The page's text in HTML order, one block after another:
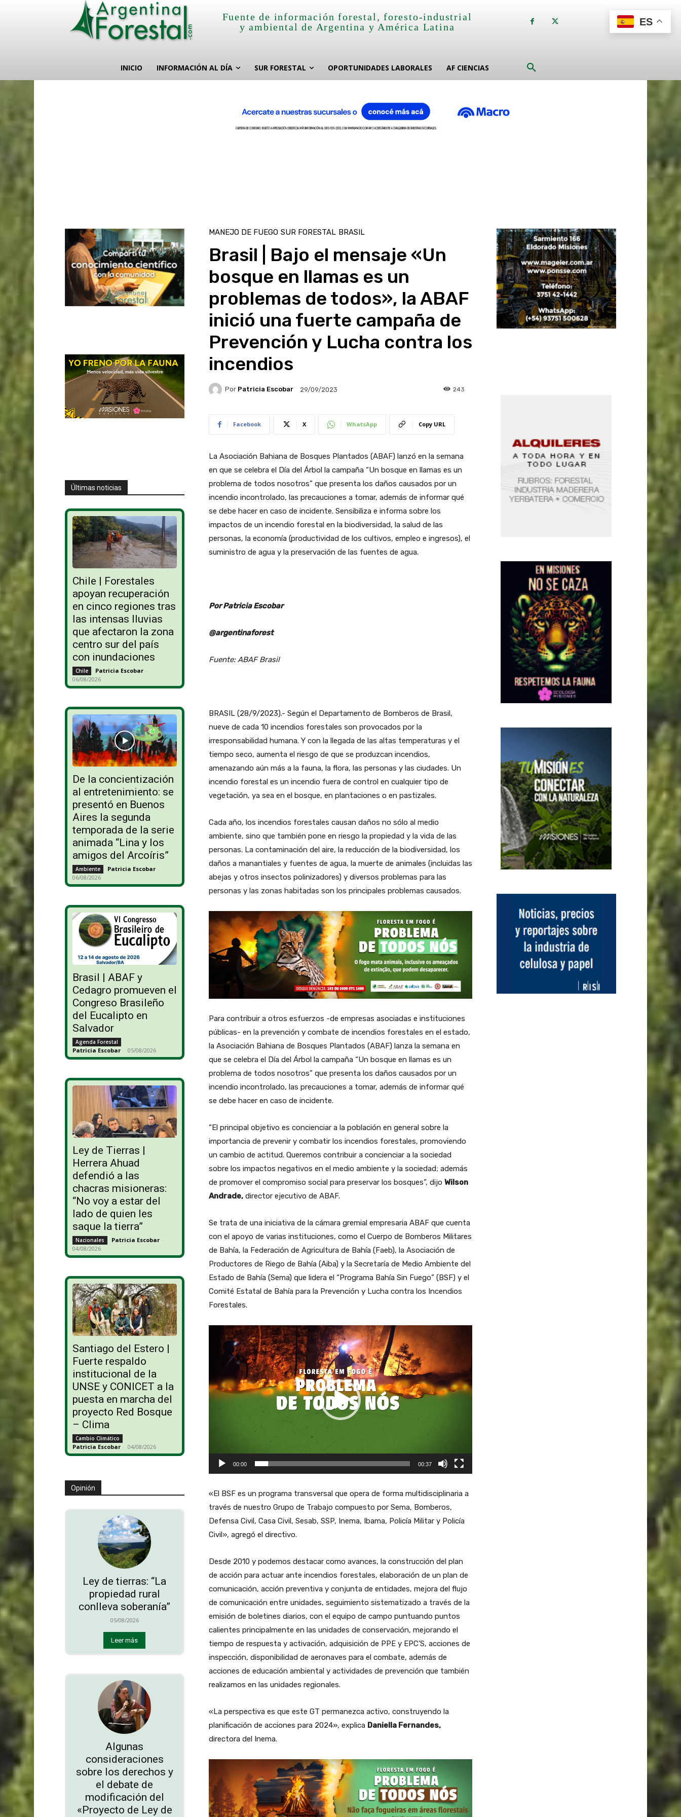
Fuente de información forestal, foresto-industrial
y ambiental de Argentina y América Latina
INICIO INFORMACIÓN AL DÍA SUR FORESTAL OPORTUNIDADES LABORALES AF CIENCIAS
Últimas noticias
Chile | Forestales
apoyan recuperación
en cinco regiones tras
las intensas lluvias
que afectaron la zona
centro sur del país
con inundaciones
Chile Patricia Escobar -
06/08/2026
De la concientización
al entretenimiento: se
presentó en Buenos
Aires la segunda
temporada de la serie
animada “Lina y los
amigos del Arcoíris”
Ambiente Patricia Escobar -
06/08/2026
Brasil | ABAF y
Cedagro promueven el
Congreso Brasileño
del Eucalipto en
Salvador
Agenda Forestal
Patricia Escobar - 05/08/2026
Ley de Tierras |
Herrera Ahuad
defendió a las
chacras misioneras:
“No voy a estar del
lado de quien les
saque la tierra”
Nacionales Patricia Escobar -
04/08/2026
Santiago del Estero |
Fuerte respaldo
institucional de la
UNSE y CONICET a la
puesta en marcha del
proyecto Red Bosque
– Clima
Cambio Climático
Patricia Escobar - 04/08/2026
Opinión
Ley de tierras: “La
propiedad rural
conlleva soberanía”
05/08/2026
Leer más
Algunas
consideraciones
sobre los derechos y
el debate de
modificación del
«Proyecto de Ley de
MANEJO DE FUEGO SUR FORESTAL BRASIL
Brasil | Bajo el mensaje «Un
bosque en llamas es un
problemas de todos», la ABAF
inició una fuerte campaña de
Prevención y Lucha contra los
incendios
Por Patricia Escobar 29/09/2023 243
Facebook X WhatsApp Copy URL
La Asociación Bahiana de Bosques Plantados (ABAF) lanzó en la semana
en que se celebra el Día del Árbol la campaña “Un bosque en llamas es un
problema de todos nosotros” que presenta los daños causados ​​por un
incendio incontrolado, las precauciones a tomar, además de informar qué
se debe hacer en caso de incidente. Sensibiliza e informa sobre los
impactos de un incendio forestal en la biodiversidad, la salud de las
personas, la economía (productividad de los cultivos, empleo e ingresos), el
suministro de agua y la preservación de las fuentes de agua.
Por Patricia Escobar
@argentinaforest
Fuente: ABAF Brasil
BRASIL (28/9/2023).- Según el Departamento de Bomberos de Brasil,
nueve de cada 10 incendios forestales son provocados por la
irresponsabilidad humana. Y con la llegada de las altas temperaturas y el
tiempo seco, aumenta el riesgo de que se produzcan incendios,
amenazando aún más a la fauna, la flora, las personas y las ciudades. Un
incendio forestal es un incendio fuera de control en cualquier tipo de
vegetación, ya sea en el bosque, en plantaciones o en pastizales.
Cada año, los incendios forestales causan daños no sólo al medio
ambiente, sino que también pone en riesgo la propiedad y la vida de las
personas. La contaminación del aire, la reducción de la biodiversidad, los
daños a manantiales y fuentes de agua, la muerte de animales (incluidas las
abejas y otros insectos polinizadores) y diversos problemas para las
personas y las zonas habitadas son los principales problemas causados.
Para contribuir a otros esfuerzos -de empresas asociadas e instituciones
públicas- en la prevención y combate de incendios forestales en el estado,
la Asociación Bahiana de Bosques Plantados (ABAF) lanza la semana en
que se celebra el Día del Árbol la campaña “Un bosque en llamas es un
problema de todos nosotros” que presenta los daños causados ​​por un
incendio incontrolado, las precauciones a tomar, además de informar qué
se debe hacer en caso de incidente.
“El principal objetivo es concienciar a la población en general sobre la
importancia de prevenir y combatir los incendios forestales, promoviendo
un cambio de actitud. Queremos contribuir a concienciar a la sociedad
sobre los impactos negativos en el medio ambiente y la sociedad; además
de promover el compromiso social para preservar los bosques”, dijo Wilson
Andrade,director ejecutivo de ABAF.
Se trata de una iniciativa de la cámara gremial empresaria ABAF que cuenta
con el apoyo de varias instituciones, como el Cuerpo de Bomberos Militares
de Bahía, la Federación de Agricultura de Bahía (Faeb), la Asociación de
Productores de Riego de Bahía (Aiba) y la Secretaría de Medio Ambiente del
Estado de Bahía (Sema) que lidera el “Programa Bahía Sin Fuego” (BSF) y el
Comité Estatal de Bahía para la Prevención y Lucha contra los Incendios
Forestales.
o
o
e
v
í
d
o
00:00 00:37
«El BSF es un programa transversal que opera de forma multidisciplinaria a
través de nuestro Grupo de Trabajo compuesto por Sema, Bomberos,
Defensa Civil, Casa Civil, Sesab, SSP, Inema, Ibama, Policía Militar y Policía
Civil», agregó el directivo.
Desde 2010 y podemos destacar como avances, la construcción del plan
de acción para actuar ante incendios forestales, elaboración de un plan de
comunicación, acción preventiva y conjunta de entidades, mejora del flujo
de comunicación entre unidades, seguimiento sistematizado a través de la
emisión de boletines diarios, con el equipo de campo puntuando puntos
calientes principalmente en las unidades de conservación, mejorando el
tiempo de respuesta y activación, adquisición de PPE y EPC’S, acciones de
inspección, disponibilidad de aeronaves para el combate, además de
acciones de educación ambiental y actividades de prevención que también
realizamos en las unidades regionales.
«La perspectiva es que este GT permanezca activo, construyendo la
planificación de acciones para 2024», explica Daniella Fernandes,
directora del Inema.
ES